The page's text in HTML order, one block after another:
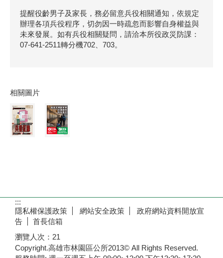
提醒役齡男子及家長，務必留意兵役相關通知，依規定
辦理各項兵役程序，切勿因一時疏忽而影響自身權益與
未來發展。如有兵役相關疑問，請洽本所役政災防課：
07-641-2511轉分機702、703。
相關圖片
:::
隱私權保護政策
網站安全政策
政府網站資料開放宣
告
首長信箱
瀏覽人次： 21
Copyright.高雄市林園區公所2013© All Rights Reserved.